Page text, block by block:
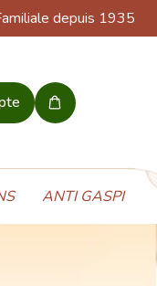
depuis 1935
Mon
ANTI GASPI